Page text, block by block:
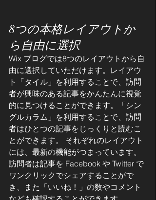
8つの本格レイアウトか
ら自由に選択
Wix ブログでは8つのレイアウトから自
由に選択していただけます。レイアウ
ト「タイル」を利用することで、訪問
者が興味のある記事をかんたんに視覚
的に見つけることができます。「シン
グルカラム」を利用することで、訪問
者はひとつの記事をじっくりと読むこ
とができます。 それぞれのレイアウト
には、最新の機能がつまっています。
訪問者は記事を Facebook や Twitter で
ワンクリックでシェアすることがで
き、また「いいね！」の数やコメント